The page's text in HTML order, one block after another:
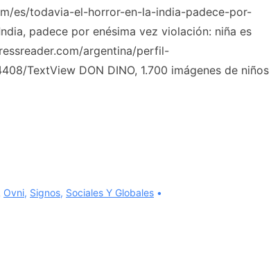
es/todavia-el-horror-en-la-india-padece-por-
padece por enésima vez violación: niña es
argentina/perfil-
TextView DON DINO, 1.700 imágenes de niños
Ovni, Signos, Sociales Y Globales